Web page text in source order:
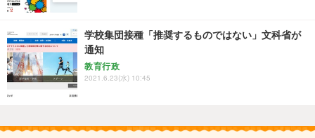
学校集団接種「推奨するものではない」文科省が
通知
教育行政
2021.6.23(水) 10:45